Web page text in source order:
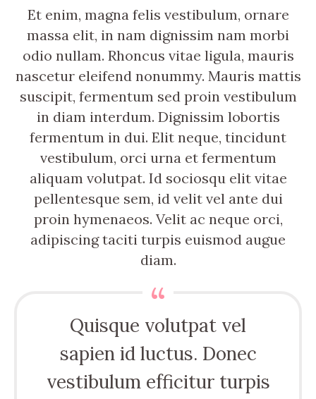
Et enim, magna felis vestibulum, ornare
massa elit, in nam dignissim nam morbi
odio nullam. Rhoncus vitae ligula, mauris
nascetur eleifend nonummy. Mauris mattis
suscipit, fermentum sed proin vestibulum
in diam interdum. Dignissim lobortis
fermentum in dui. Elit neque, tincidunt
vestibulum, orci urna et fermentum
aliquam volutpat. Id sociosqu elit vitae
pellentesque sem, id velit vel ante dui
proin hymenaeos. Velit ac neque orci,
adipiscing taciti turpis euismod augue
diam.
Quisque volutpat vel
sapien id luctus. Donec
vestibulum efficitur turpis